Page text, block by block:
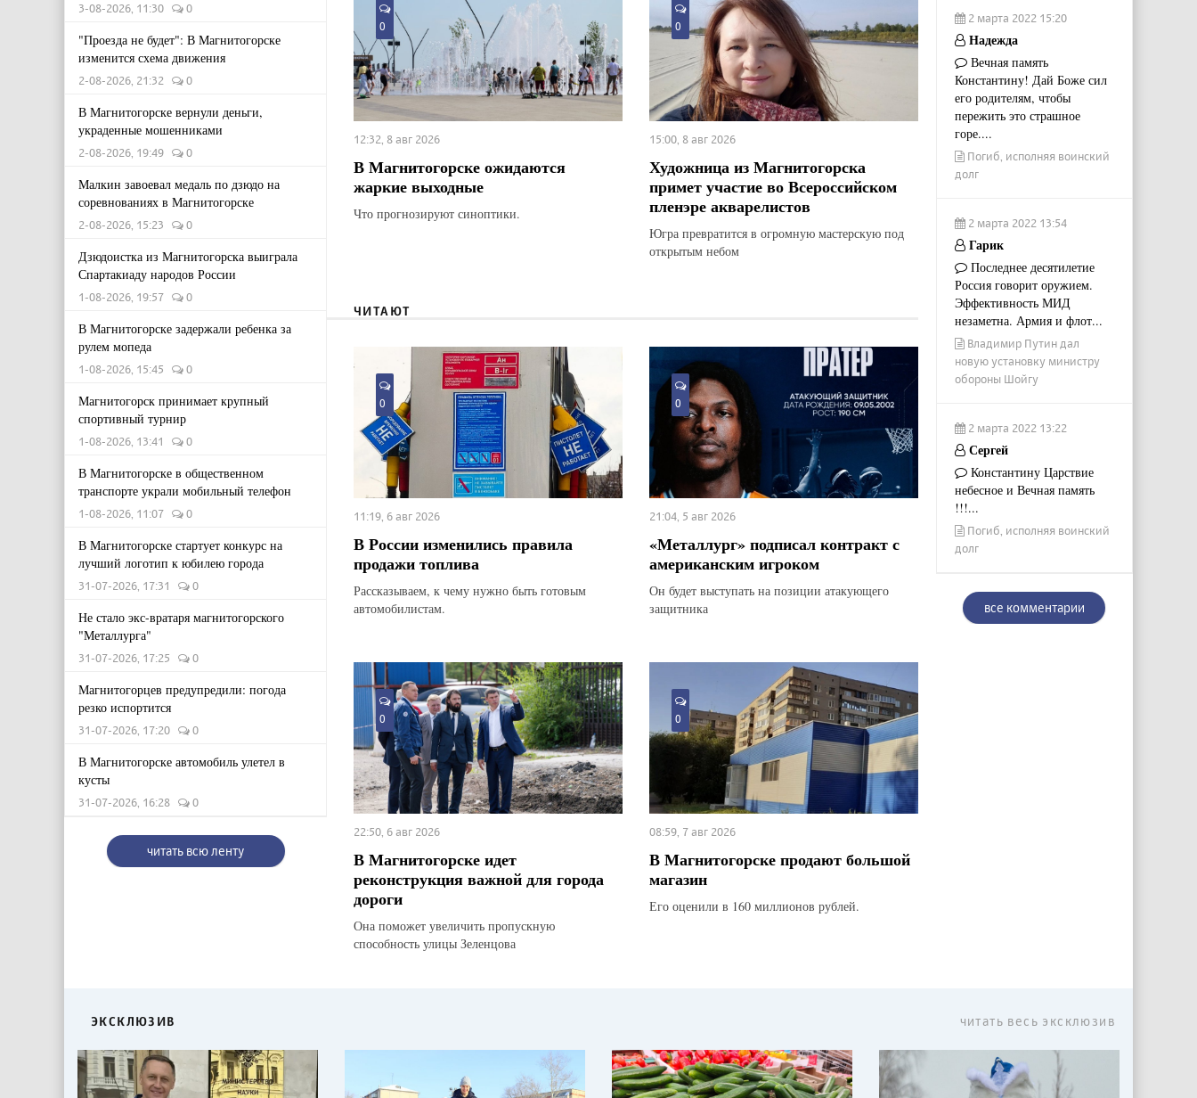
3-08-2026, 11:30 0
"Проезда не будет": В Магнитогорске
изменится схема движения
2-08-2026, 21:32 0
В Магнитогорске вернули деньги,
украденные мошенниками
2-08-2026, 19:49 0
Малкин завоевал медаль по дзюдо на
соревнованиях в Магнитогорске
2-08-2026, 15:23 0
Дзюдоистка из Магнитогорска выиграла
Спартакиаду народов России
1-08-2026, 19:57 0
В Магнитогорске задержали ребенка за
рулем мопеда
1-08-2026, 15:45 0
Магнитогорск принимает крупный
спортивный турнир
1-08-2026, 13:41 0
В Магнитогорске в общественном
транспорте украли мобильный телефон
1-08-2026, 11:07 0
В Магнитогорске стартует конкурс на
лучший логотип к юбилею города
31-07-2026, 17:31 0
Не стало экс-вратаря магнитогорского
"Металлурга"
31-07-2026, 17:25 0
Магнитогорцев предупредили: погода
резко испортится
31-07-2026, 17:20 0
В Магнитогорске автомобиль улетел в
кусты
31-07-2026, 16:28 0
читать всю ленту
0
12:32, 8 авг 2026
В Магнитогорске ожидаются
жаркие выходные
Что прогнозируют синоптики.
0
15:00, 8 авг 2026
Художница из Магнитогорска
примет участие во Всероссийском
пленэре акварелистов
Югра превратится в огромную мастерскую под
открытым небом
ЧИТАЮТ
0
11:19, 6 авг 2026
В России изменились правила
продажи топлива
Рассказываем, к чему нужно быть готовым
автомобилистам.
0
21:04, 5 авг 2026
«Металлург» подписал контракт с
американским игроком
Он будет выступать на позиции атакующего
защитника
0
22:50, 6 авг 2026
В Магнитогорске идет
реконструкция важной для города
дороги
Она поможет увеличить пропускную
способность улицы Зеленцова
0
08:59, 7 авг 2026
В Магнитогорске продают большой
магазин
Его оценили в 160 миллионов рублей.
2 марта 2022 15:20
Надежда
Вечная память
Константину! Дай Боже сил
его родителям, чтобы
пережить это страшное
горе....
Погиб, исполняя воинский
долг
2 марта 2022 13:54
Гарик
Последнее десятилетие
Россия говорит оружием.
Эффективность МИД
незаметна. Армия и флот...
Владимир Путин дал
новую установку министру
обороны Шойгу
2 марта 2022 13:22
Сергей
Константину Царствие
небесное и Вечная память
!!!...
Погиб, исполняя воинский
долг
все комментарии
ЭКСКЛЮЗИВ читать весь эксклюзив